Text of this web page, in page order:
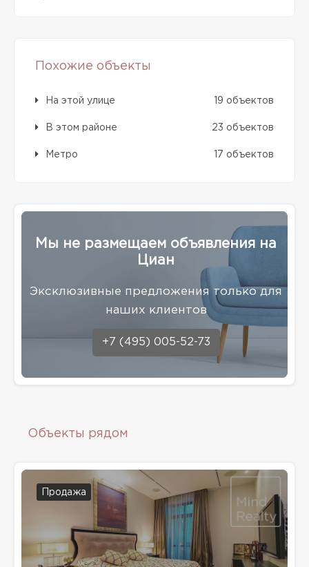
Похожие объекты
На этой улице 19 объектов
В этом районе 23 объектов
Метро 17 объектов
Мы не размещаем объявления на
Циан
Эксклюзивные предложения только для
наших клиентов
+7 (495) 005-52-73
Объекты рядом
Продажа